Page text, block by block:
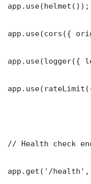
app.use(cors({
// Health check
app.get('/